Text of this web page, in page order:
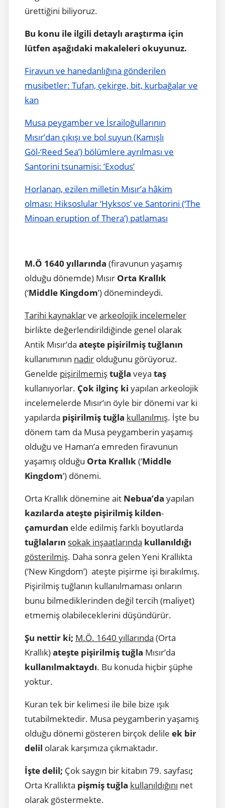
ürettiğini biliyoruz.
Bu konu ile ilgili detaylı araştırma için
lütfen aşağıdaki makaleleri okuyunuz.
Firavun ve hanedanlığına gönderilen
musibetler: Tufan, çekirge, bit, kurbağalar ve
kan
Musa peygamber ve İsrailoğullarının
Mısır’dan çıkışı ve bol suyun (Kamışlı
Göl-‘Reed Sea’) bölümlere ayrılması ve
Santorini tsunamisi: ‘Exodus’
Horlanan, ezilen milletin Mısır’a hâkim
olması: Hiksoslular ‘Hyksos’ ve Santorini (‘The
Minoan eruption of Thera’) patlaması
M.Ö 1640 yıllarında (firavunun yaşamış
olduğu dönemde) Mısır Orta Krallık
(‘Middle Kingdom’) dönemindeydi.
Tarihi kaynaklarve arkeolojik incelemeler
birlikte değerlendirildiğinde genel olarak
Antik Mısır’da ateşte pişirilmiş tuğlanın
kullanımının nadir olduğunu görüyoruz.
Genelde pişirilmemiştuğla veya taş
kullanıyorlar. Çok ilginç ki yapılan arkeolojik
incelemelerde Mısır’ın öyle bir dönemi var ki
yapılarda pişirilmiş tuğla kullanılmış. İşte bu
dönem tam da Musa peygamberin yaşamış
olduğu ve Haman’a emreden firavunun
yaşamış olduğu Orta Krallık(‘Middle
Kingdom’) dönemi.
Orta Krallık dönemine ait Nebua’da yapılan
kazılarda ateşte pişirilmiş kilden-
çamurdan elde edilmiş farklı boyutlarda
tuğlaların sokak inşaatlarında kullanıldığı
gösterilmiş. Daha sonra gelen Yeni Krallıkta
(‘New Kingdom’) ateşte pişirme işi bırakılmış.
Pişirilmiş tuğlanın kullanılmaması onların
bunu bilmediklerinden değil tercih (maliyet)
etmemiş olabileceklerini düşündürür.
Şu nettir ki; M.Ö. 1640 yıllarında (Orta
Krallık)ateşte pişirilmiş tuğla Mısır’da
kullanılmaktaydı. Bu konuda hiçbir şüphe
yoktur.
Kuran tek bir kelimesi ile bile bize ışık
tutabilmektedir. Musa peygamberin yaşamış
olduğu dönemi gösteren birçok delile ek bir
delil olarak karşımıza çıkmaktadır.
İşte delil; Çok saygın bir kitabın 79. sayfası;
Orta Krallıkta pişmiş tuğla kullanıldığını net
olarak göstermekte.